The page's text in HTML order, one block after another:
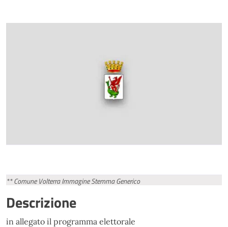
** Comune Volterra Immagine Stemma Generico
Descrizione
in allegato il programma elettorale